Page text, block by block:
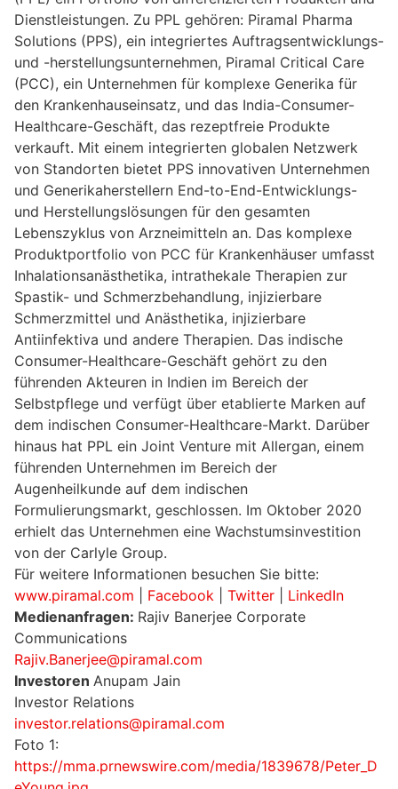
Dienstleistungen. Zu PPL gehören: Piramal Pharma
Solutions (PPS), ein integriertes Auftragsentwicklungs-
und -herstellungsunternehmen, Piramal Critical Care
(PCC), ein Unternehmen für komplexe Generika für
den Krankenhauseinsatz, und das India-Consumer-
Healthcare-Geschäft, das rezeptfreie Produkte
verkauft. Mit einem integrierten globalen Netzwerk
von Standorten bietet PPS innovativen Unternehmen
und Generikaherstellern End-to-End-Entwicklungs-
und Herstellungslösungen für den gesamten
Lebenszyklus von Arzneimitteln an. Das komplexe
Produktportfolio von PCC für Krankenhäuser umfasst
Inhalationsanästhetika, intrathekale Therapien zur
Spastik- und Schmerzbehandlung, injizierbare
Schmerzmittel und Anästhetika, injizierbare
Antiinfektiva und andere Therapien. Das indische
Consumer-Healthcare-Geschäft gehört zu den
führenden Akteuren in Indien im Bereich der
Selbstpflege und verfügt über etablierte Marken auf
dem indischen Consumer-Healthcare-Markt. Darüber
hinaus hat PPL ein Joint Venture mit Allergan, einem
führenden Unternehmen im Bereich der
Augenheilkunde auf dem indischen
Formulierungsmarkt, geschlossen. Im Oktober 2020
erhielt das Unternehmen eine Wachstumsinvestition
von der Carlyle Group.
Für weitere Informationen besuchen Sie bitte:
www.piramal.com
Facebook Twitter
LinkedIn
Medienanfragen: Rajiv Banerjee Corporate
Communications
Rajiv.Banerjee@piramal.com
Investoren Anupam Jain
Investor Relations
investor.relations@piramal.com
Foto 1:
https://mma.prnewswire.com/media/1839678/Peter_D